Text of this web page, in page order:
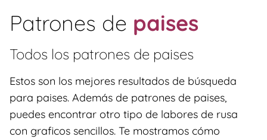
Patrones de paises
Todos los patrones de paises
Estos son los mejores resultados de búsqueda
para paises. Además de patrones de paises,
puedes encontrar otro tipo de labores de rusa
con graficos sencillos. Te mostramos cómo